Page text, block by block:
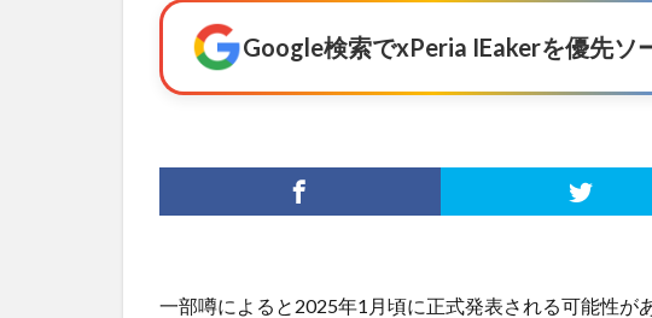
Google検索でxPeria IEakerを優先ソ
一部噂によると2025年1月頃に正式発表される可能性が